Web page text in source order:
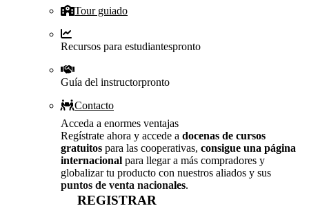
Tour guiado
Recursos para estudiantespronto
Guía del instructorpronto
Contacto
Acceda a enormes ventajas
Regístrate ahora y accede a docenas de cursos
gratuitos para las cooperativas, consigue una página
internacional para llegar a más compradores y
globalizar tu producto con nuestros aliados y sus
puntos de venta nacionales.
REGISTRAR